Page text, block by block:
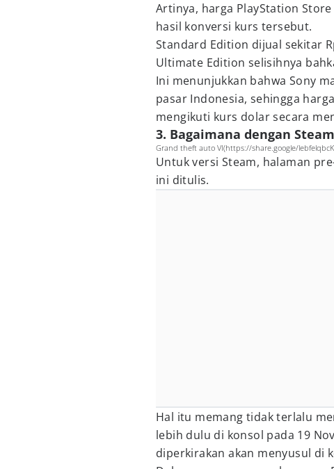
Artinya, harga PlayStation
hasil konversi kurs tersebut.
Standard Edition dijual sekitar
Ultimate Edition selisihnya
Ini menunjukkan bahwa Sony
pasar Indonesia, sehingga
mengikuti kurs dolar secara
3. Bagaimana dengan
Grand theft auto VI(https://share.google/
Untuk versi Steam, halaman
ini ditulis.
Hal itu memang tidak terlalu
lebih dulu di konsol pada 19
diperkirakan akan menyusul di